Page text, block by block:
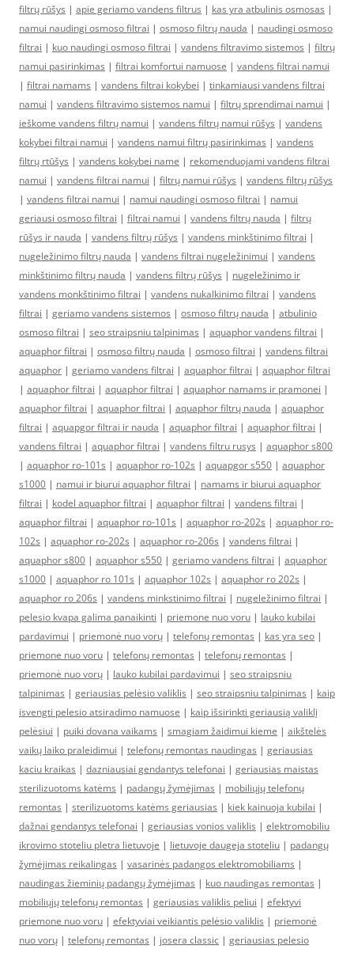
filtrų rūšys | apie geriamo vandens filtrus | kas yra atbulinis osmosas |
namui naudingi osmoso filtrai | osmoso filtrų nauda | naudingi osmoso
filtrai | kuo naudingi osmoso filtrai | vandens filtravimo sistemos | filtrų
namui pasirinkimas | filtrai komfortui namuose | vandens filtrai namui
| filtrai namams | vandens filtrai kokybei | tinkamiausi vandens filtrai
namui | vandens filtravimo sistemos namui | filtrų sprendimai namui |
ieškome vandens filtrų namui | vandens filtrų namui rūšys | vandens
kokybei filtrai namui | vandens namui filtrų pasirinkimas | vandens
filtrų rtūšys | vandens kokybei name | rekomenduojami vandens filtrai
namui | vandens filtrai namui | filtrų namui rūšys | vandens filtrų rūšys
| vandens filtrai namui | namui naudingi osmoso filtrai | namui
geriausi osmoso filtrai | filtrai namui | vandens filtrų nauda | filtrų
rūšys ir nauda | vandens filtrų rūšys | vandens minkštinimo filtrai |
nugeležinimo filtrų nauda | vandens filtrai nugeležinimui | vandens
minkštinimo filtrų nauda | vandens filtrų rūšys | nugeležinimo ir
vandens monkštinimo filtrai | vandens nukalkinimo filtrai | vandens
filtrai | geriamo vandens sistemos | osmoso filtrų nauda | atbulinio
osmoso filtrai | seo straipsniu talpinimas | aquaphor vandens filtrai |
aquaphor filtrai | osmoso filtrų nauda | osmoso filtrai | vandens filtrai
aquaphor | geriamo vandens filtrai | aquaphor filtrai | aquaphor filtrai
| aquaphor filtrai | aquaphor filtrai | aquaphor namams ir pramonei |
aquaphor filtrai | aquaphor filtrai | aquaphor filtrų nauda | aquaphor
filtrai | aquapgor filtrai ir nauda | aquaphor filtrai | aquaphor filtrai |
vandens filtrai | aquaphor filtrai | vandens filtru rusys | aquaphor s800
| aquaphor ro-101s | aquaphor ro-102s | aquapgor s550 | aquaphor
s1000 | namui ir biurui aquaphor filtrai | namams ir biurui aquaphor
filtrai | kodel aquaphor filtrai | aquaphor filtrai | vandens filtrai |
aquaphor filtrai | aquaphor ro-101s | aquaphor ro-202s | aquaphor ro-
102s | aquaphor ro-202s | aquaphor ro-206s | vandens filtrai |
aquaphor s800 | aquaphor s550 | geriamo vandens filtrai | aquaphor
s1000 | aquaphor ro 101s | aquaphor 102s | aquaphor ro 202s |
aquaphor ro 206s | vandens minkstinimo filtrai | nugeležinimo filtrai |
pelesio kvapa galima panaikinti | priemone nuo voru | lauko kubilai
pardavimui | priemonė nuo vorų | telefonų remontas | kas yra seo |
priemone nuo voru | telefonų remontas | telefonų remontas |
priemonė nuo vorų | lauko kubilai pardavimui | seo straipsniu
talpinimas | geriausias pelėsio valiklis | seo straipsniu talpinimas | kaip
isvengti pelesio atsiradimo namuose | kaip išsirinkti geriausią valiklį
pelėsiui | puiki dovana vaikams | smagiam žaidimui kieme | aikštelės
vaikų laiko praleidimui | telefonų remontas naudingas | geriausias
kaciu kraikas | dazniausiai gendantys telefonai | geriausias maistas
sterilizuotoms katėms | padangų žymėjimas | mobiliųjų telefonų
remontas | sterilizuotoms katėms geriausias | kiek kainuoja kubilai |
dažnai gendantys telefonai | geriausias vonios valiklis | elektromobiliu
ikrovimo stoteliu pletra lietuvoje | lietuvoje daugeja stoteliu | padangų
žymėjimas reikalingas | vasarinės padangos elektromobiliams |
naudingas žieminių padangų žymėjimas | kuo naudingas remontas |
mobiliųjų telefonų remontas | geriausias valiklis peliui | efektyvi
priemone nuo voru | efektyviai veikiantis pelėsio valiklis | priemonė
nuo vorų | telefonų remontas | josera classic | geriausias pelesio